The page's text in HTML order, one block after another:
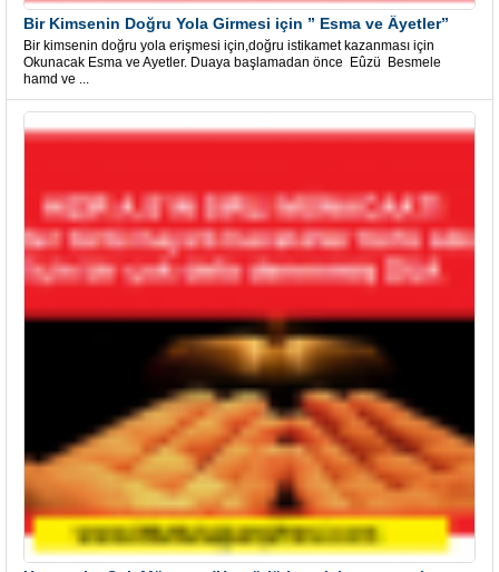
Bir Kimsenin Doğru Yola Girmesi için ” Esma ve Âyetler”
Bir kimsenin doğru yola erişmesi için,doğru istikamet kazanması için
Okunacak Esma ve Ayetler. Duaya başlamadan önce Eûzü Besmele
hamd ve ...